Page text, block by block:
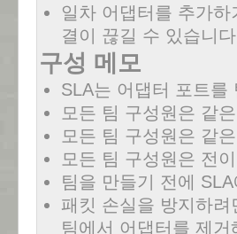
일차 어댑터를 추가
결이 끊길 수 있습니
구성 메모
SLA는 어댑터 포트를
모든 팀 구성원은 같
모든 팀 구성원은 같
모든 팀 구성원은 전
팀을 만들기 전에
패킷 손실을 방지하
팀에서 어댑터를 제거